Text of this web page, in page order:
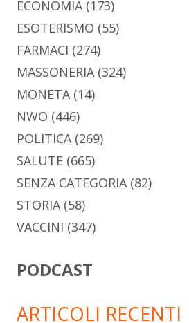
ECONOMIA(173)
ESOTERISMO (55)
FARMACI (274)
MASSONERIA(324)
MONETA(14)
NWO (446)
POLITICA(269)
SALUTE (665)
SENZA CATEGORIA(82)
STORIA(58)
VACCINI (347)
PODCAST
ARTICOLI RECENTI